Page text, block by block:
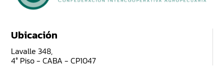
Ubicación
Lavalle 348,
4° Piso - CABA - CP1047